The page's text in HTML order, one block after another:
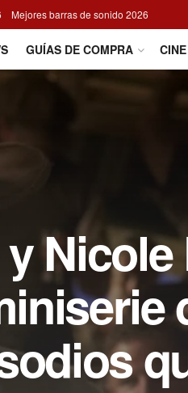
Mejores barras de sonido 2026
GUÍAS DE COMPRA